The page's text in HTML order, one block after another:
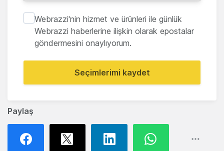
Paylaş
Webrazzi'nin hizmet ve ürünleri ile günlük
Webrazzi haberlerine ilişkin olarak epostalar
göndermesini onaylıyorum.
Seçimlerimi kaydet